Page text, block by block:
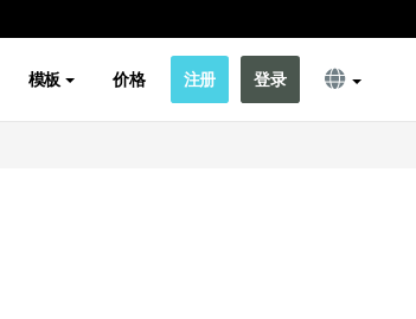
模板 价格 注册 登录